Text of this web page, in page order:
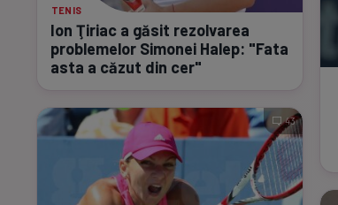
TENIS
Ion Ţiriac a găsit rezolvarea
problemelor Simonei Halep: "Fata
asta a căzut din cer"
43